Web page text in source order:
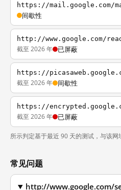
https://mail.google.com/
间歇性
http://www.google.com/
截至 2026 年 已屏蔽
https://
截至 2026 年 间歇性
https://
截至 2026 年 已屏蔽
所示判定基于最近 90 天的测试，与该网
常见问题
http://www.google.com/